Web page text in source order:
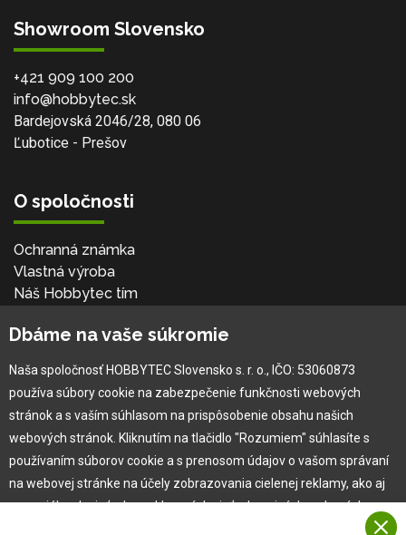
Showroom Slovensko
+421 909 100 200
info@hobbytec.sk
Bardejovská 2046/28, 080 06
Ľubotice - Prešov
O spoločnosti
Ochranná známka
Vlastná výroba
Náš Hobbytec tím
Naša história
Pre zákazníka
Garancia najlepšej ceny
Užívateľský manuál
Dbáme na vaše súkromie
Naša spoločnosť HOBBYTEC Slovensko s. r. o., IČO: 53060873
používa súbory cookie na zabezpečenie funkčnosti webových
stránok a s vaším súhlasom na prispôsobenie obsahu našich
webových stránok. Kliknutím na tlačidlo "Rozumiem" súhlasíte s
používaním súborov cookie a s prenosom údajov o vašom správaní
na webovej stránke na účely zobrazovania cielenej reklamy, ako aj
na sociálnych sieťach a reklamných sieťach na iných webových